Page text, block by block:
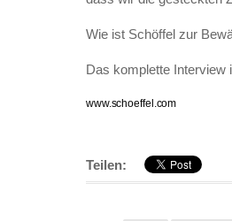
Wie ist Schöffel zur
Das komplette Interview
www.schoeffel.com
Teilen: